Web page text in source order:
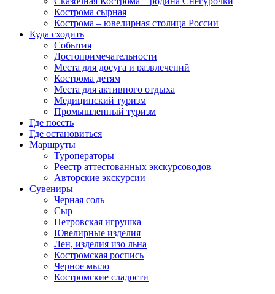
Кострома сырная
Кострома – ювелирная столица России
Куда сходить
События
Достопримечательности
Места для досуга и развлечений
Кострома детям
Места для активного отдыха
Медицинский туризм
Промышленный туризм
Где поесть
Где остановиться
Маршруты
Туроператоры
Реестр аттестованных экскурсоводов
Авторские экскурсии
Сувениры
Черная соль
Сыр
Петровская игрушка
Ювелирные изделия
Лен, изделия изо льна
Костромская роспись
Черное мыло
Костромские сладости